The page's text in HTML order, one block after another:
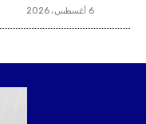
6 أغسطس، 2026